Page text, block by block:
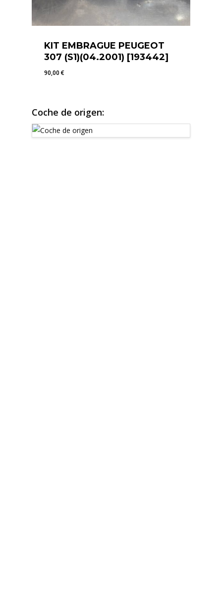
KIT EMBRAGUE PEUGEOT
307 (S1)(04.2001) [193442]
90,00€
Coche de origen: